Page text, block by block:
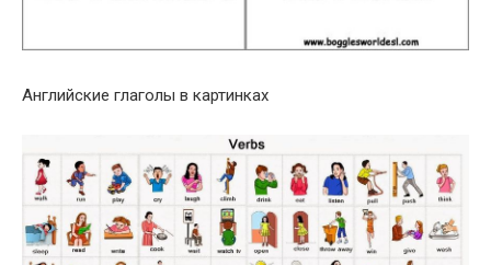
Английские глаголы в картинках